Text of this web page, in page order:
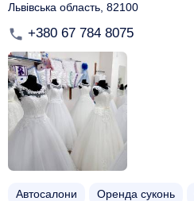
Львівська область, 82100
+380 67 784 8075
Автосалони Оренда суконь